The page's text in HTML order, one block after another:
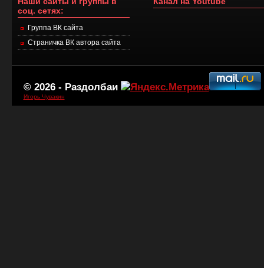
соц. сетях:
Группа ВК сайта
Страничка ВК автора сайта
© 2026 - Раздолбаи
Игорь Чувакин